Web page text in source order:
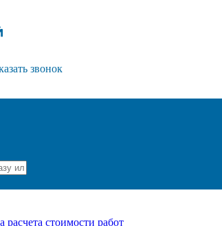
звонок
расчета стоимости работ